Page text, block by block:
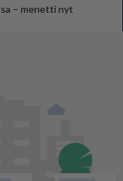
– menetti nyt